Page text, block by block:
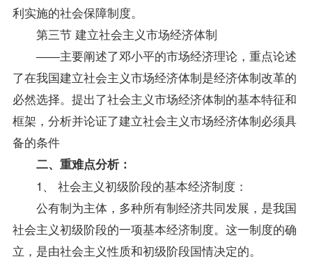
利实施的社会保障制度。
第三节 建立社会主义市场经济体制
――主要阐述了邓小平的市场经济理论，重点论述
了在我国建立社会主义市场经济体制是经济体制改革的
必然选择。提出了社会主义市场经济体制的基本特征和
框架，分析并论证了建立社会主义市场经济体制必须具
备的条件
二、重难点分析：
1、 社会主义初级阶段的基本经济制度：
公有制为主体，多种所有制经济共同发展，是我国
社会主义初级阶段的一项基本经济制度。这一制度的确
立，是由社会主义性质和初级阶段国情决定的。